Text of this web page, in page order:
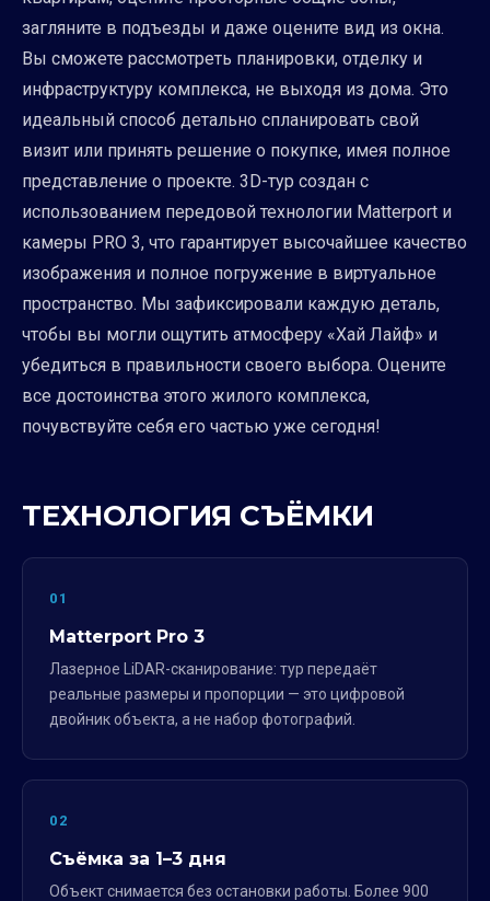
загляните в подъезды и даже оцените вид из окна.
Вы сможете рассмотреть планировки, отделку и
инфраструктуру комплекса, не выходя из дома. Это
идеальный способ детально спланировать свой
визит или принять решение о покупке, имея полное
представление о проекте. 3D-тур создан с
использованием передовой технологии Matterport и
камеры PRO 3, что гарантирует высочайшее качество
изображения и полное погружение в виртуальное
пространство. Мы зафиксировали каждую деталь,
чтобы вы могли ощутить атмосферу «Хай Лайф» и
убедиться в правильности своего выбора. Оцените
все достоинства этого жилого комплекса,
почувствуйте себя его частью уже сегодня!
ТЕХНОЛОГИЯ СЪЁМКИ
01
Matterport Pro 3
Лазерное LiDAR-сканирование: тур передаёт
реальные размеры и пропорции — это цифровой
двойник объекта, а не набор фотографий.
02
Съёмка за 1–3 дня
Объект снимается без остановки работы. Более 900